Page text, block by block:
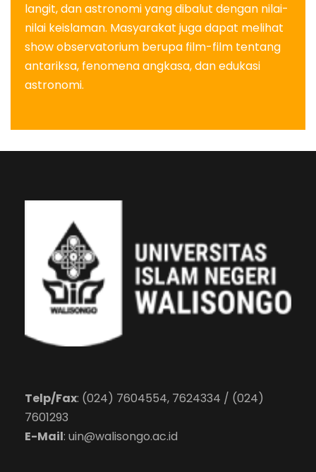
langit, dan astronomi yang dibalut dengan nilai-
nilai keislaman. Masyarakat juga dapat melihat
show observatorium berupa film-film tentang
antariksa, fenomena angkasa, dan edukasi
astronomi.
Telp/Fax: (024) 7604554, 7624334 / (024)
7601293
E-Mail: uin@walisongo.ac.id